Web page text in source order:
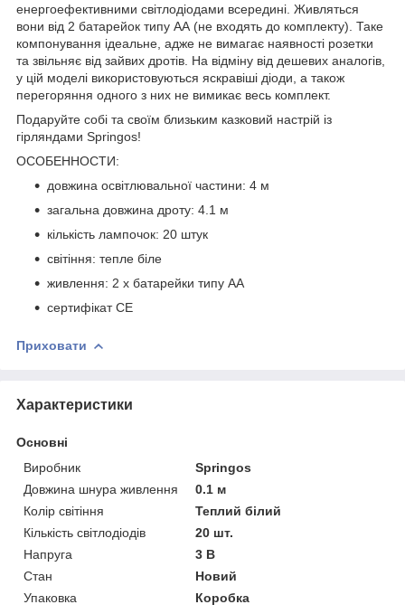
енергоефективними світлодіодами всередині. Живляться
вони від 2 батарейок типу АА (не входять до комплекту). Таке
компонування ідеальне, адже не вимагає наявності розетки
та звільняє від зайвих дротів. На відміну від дешевих аналогів,
у цій моделі використовуються яскравіші діоди, а також
перегоряння одного з них не вимикає весь комплект.
Подаруйте собі та своїм близьким казковий настрій із
гірляндами Springos!
ОСОБЕННОСТИ:
довжина освітлювальної частини: 4 м
загальна довжина дроту: 4.1 м
кількість лампочок: 20 штук
світіння: тепле біле
живлення: 2 x батарейки типу АА
сертифікат CE
Приховати
Характеристики
Основні
Виробник
Springos
Довжина шнура живлення
0.1 м
Колір світіння
Теплий білий
Кількість світлодіодів
20 шт.
Напруга
3 В
Стан
Новий
Упаковка
Коробка